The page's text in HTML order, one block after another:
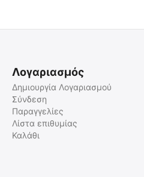
KASK SUPERPLASMA HP
VISOR Κράνος Διάσωσης -
Λευκό
WHE00107-201-White
Λογαριασμός
Δημιουργία Λογαριασμού
Σύνδεση
Παραγγελίες
Λίστα επιθυμίας
Καλάθι